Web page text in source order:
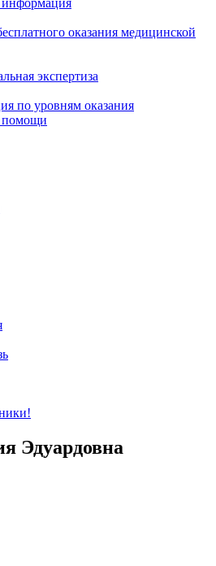
оказания медицинской
экспертиза
по уровням оказания
помощи
Эдуардовна